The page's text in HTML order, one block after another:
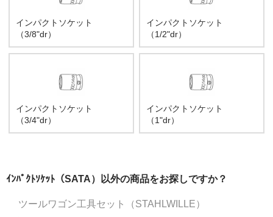
インパクトソケット
（3/8"dr）
インパクトソケット
（1/2"dr）
インパクトソケット
（3/4"dr）
インパクトソケット
（1"dr）
ｲﾝﾊﾟｸﾄｿｹｯﾄ（SATA）以外の商品をお探しですか？
ツールワゴン工具セット（STAHLWILLE）